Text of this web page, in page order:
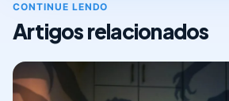
CONTINUE LENDO
Artigos relacionados